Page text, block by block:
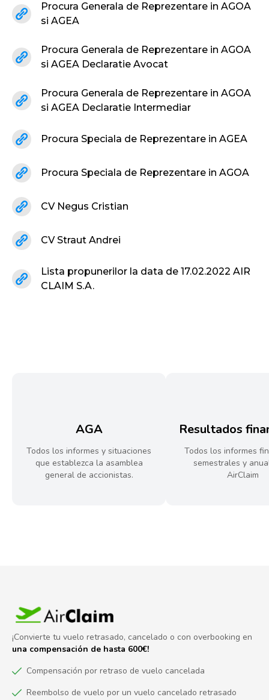
Procura Generala de Reprezentare in AGOA
si AGEA
Procura Generala de Reprezentare in AGOA
si AGEA Declaratie Avocat
Procura Generala de Reprezentare in AGOA
si AGEA Declaratie Intermediar
Procura Speciala de Reprezentare in AGEA
Procura Speciala de Reprezentare in AGOA
CV Negus Cristian
CV Straut Andrei
Lista propunerilor la data de 17.02.2022 AIR
CLAIM S.A.
AGA
Todos los informes y situaciones
que establezca la asamblea
general de accionistas.
Resultados
Todos los informes
semestrales y
AirClaim
¡Convierte tu vuelo retrasado, cancelado o con overbooking en
una compensación de hasta 600€!
Compensación por retraso de vuelo cancelada
Reembolso de vuelo por un vuelo cancelado retrasado